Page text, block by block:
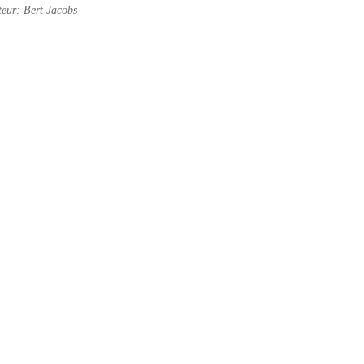
Bert Jacobs